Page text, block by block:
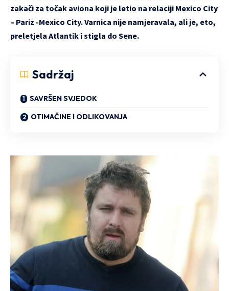
zakači za točak aviona koji je letio na relaciji Mexico City
– Pariz -Mexico City. Varnica nije namjeravala, ali je, eto,
preletjela Atlantik i stigla do Sene.
Sadržaj
SAVRŠEN SVJEDOK
OTIMAČINE I ODLIKOVANJA